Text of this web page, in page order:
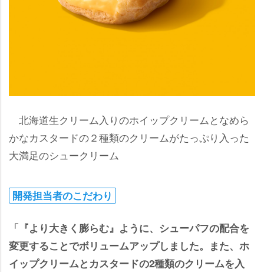
北海道生クリーム入りのホイップクリームとなめら
かなカスタードの２種類のクリームがたっぷり入った
大満足のシュークリーム
開発担当者のこだわり
「『より大きく膨らむ』ように、シューパフの配合を
変更することでボリュームアップしました。また、ホ
イップクリームとカスタードの2種類のクリームを入